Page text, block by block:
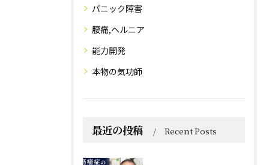
パニック障害
腰痛,ヘルニア
能力開発
本物の気功師
最近の投稿 Recent Posts